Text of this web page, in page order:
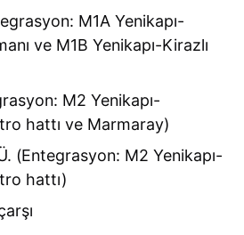
M1A Yenikapı-
ve M1B Yenikapı-Kirazlı
M2 Yenikapı-
hattı ve Marmaray)
(Entegrasyon: M2 Yenikapı-
hattı)